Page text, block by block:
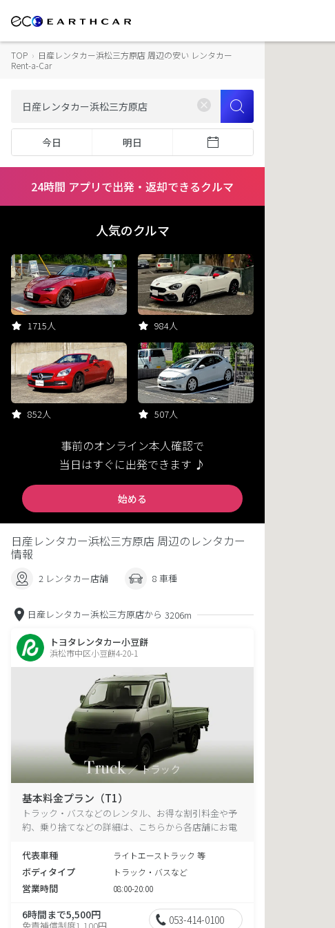
TOP › 日産レンタカー浜松三方原店 周辺の安い レンタカー
Rent-a-Car
今日 明日
24時間 アプリで出発・返却できるクルマ
人気のクルマ
1715人 984人
852人 507人
事前のオンライン本人確認で
当日はすぐに出発できます ♪
始める
日産レンタカー浜松三方原店 周辺のレンタカー
情報
2 レンタカー店舗 8 車種
日産レンタカー浜松三方原店から 3206m
トヨタレンタカー小豆餅
浜松市中区小豆餅4-20-1
基本料金プラン（T1）
トラック・バスなどのレンタル、お得な割引料金や予
約、乗り捨てなどの詳細は、こちらから各店舗にお電
代表車種
ライトエーストラック 等
ボディタイプ トラック・バスなど
営業時間 08:00-20:00
6時間まで5,500円
免責補償制度1,100円 053-414-0100